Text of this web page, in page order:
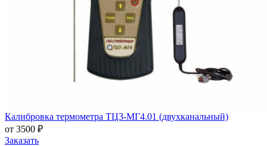
Калибровка термометра ТЦ3-МГ4.01 (двухканальный)
от 3500 ₽
Заказать